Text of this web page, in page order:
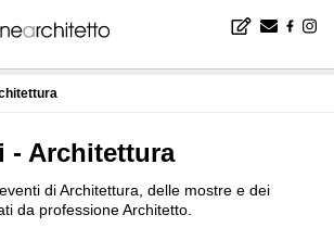
- Architettura
di Architettura, delle mostre e dei
da professione Architetto.